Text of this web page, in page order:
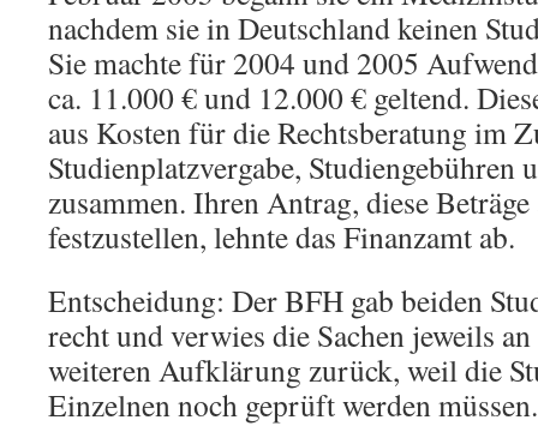
nachdem sie in Deutschland keinen
Sie machte für 2004 und 2005
ca. 11.000 € und 12.000 € geltend.
aus Kosten für die Rechtsberatung im
Studienplatzvergabe, Studiengebühren
zusammen. Ihren Antrag, diese
festzustellen, lehnte das Finanzamt ab.
Entscheidung: Der BFH gab beiden
recht und verwies die Sachen jeweils
weiteren Aufklärung zurück, weil die
Einzelnen noch geprüft werden müssen.